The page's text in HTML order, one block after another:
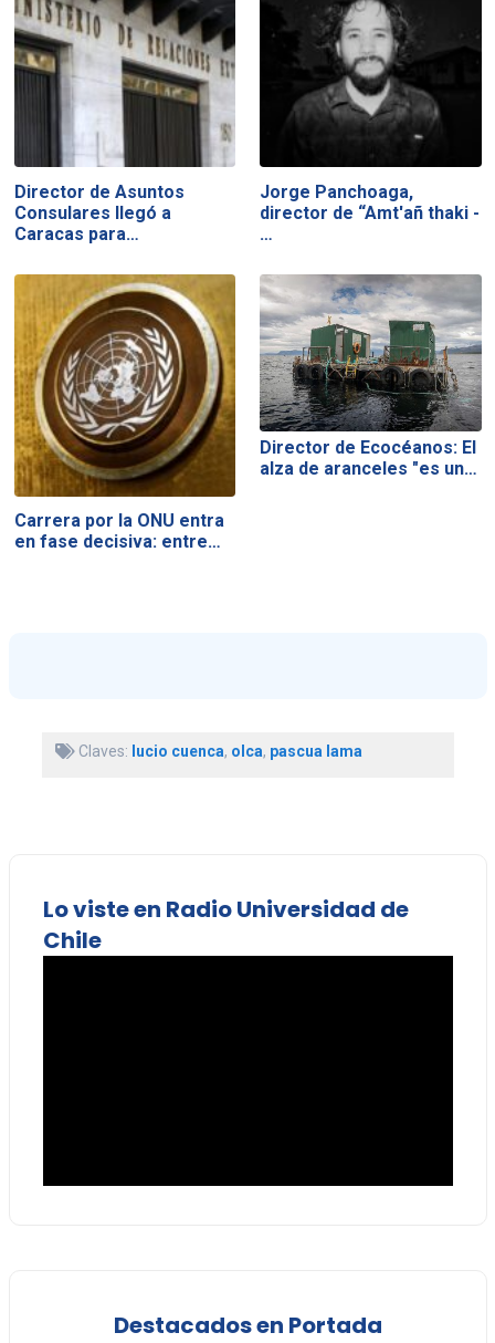
Director de Asuntos
Consulares llegó a
Caracas para…
Jorge Panchoaga,
director de “Amt'añ thaki -
…
Carrera por la ONU entra
en fase decisiva: entre…
Director de Ecocéanos: El
alza de aranceles "es un…
Claves: lucio cuenca, olca, pascua lama
Lo viste en Radio Universidad de
Chile
Destacados en Portada